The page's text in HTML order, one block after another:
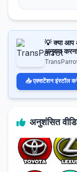
💡 क्या आप
अनुवाद
📥 एक्सटेंशन इंस्टॉल
अनुशंसित